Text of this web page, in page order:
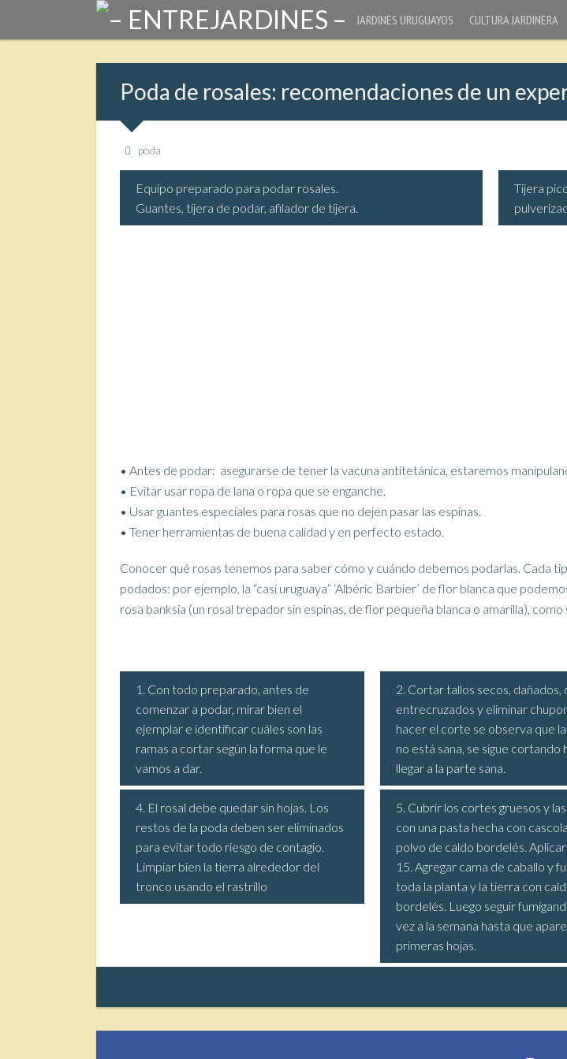
JARDINES URUGUAYOS CULTURA JARDINERA
Poda de rosales: recomendaciones de un
poda
Equipo preparado para podar rosales.
Guantes, tijera de podar, afilador de tijera.
Tijera
• Antes de podar: asegurarse de tener la vacuna antitetánica, estaremos
• Evitar usar ropa de lana o ropa que se enganche.
• Usar guantes especiales para rosas que no dejen pasar las espinas.
• Tener herramientas de buena calidad y en perfecto estado.
Conocer qué rosas tenemos para saber cómo y cuándo debemos podarlas. Cada
podados: por ejemplo, la “casi uruguaya” ‘Albéric Barbier’ de flor blanca que
rosa banksia (un rosal trepador sin espinas, de flor pequeña blanca o amarilla),
1. Con todo preparado, antes de
comenzar a podar, mirar bien el
ejemplar e identificar cuáles son las
ramas a cortar según la forma que le
vamos a dar.
2. Cortar tallos secos, dañados,
entrecruzados y eliminar
hacer el corte se observa que
no está sana, se sigue cortando
llegar a la parte sana.
4. El rosal debe quedar sin hojas. Los
restos de la poda deben ser eliminados
para evitar todo riesgo de contagio.
Limpiar bien la tierra alrededor del
tronco usando el rastrillo
5. Cubrir los cortes gruesos y
con una pasta hecha con
polvo de caldo bordelés.
15. Agregar cama de caballo y
toda la planta y la tierra con
bordelés. Luego seguir
vez a la semana hasta que
primeras hojas.